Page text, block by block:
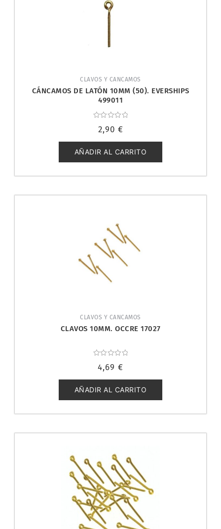
CLAVOS Y CANCAMOS
CÁNCAMOS DE LATÓN 10MM (50). EVERSHIPS
499011
con
de
5
2,90 €
AÑADIR AL CARRITO
CLAVOS Y CANCAMOS
CLAVOS 10MM. OCCRE 17027
con
de
5
4,69 €
AÑADIR AL CARRITO